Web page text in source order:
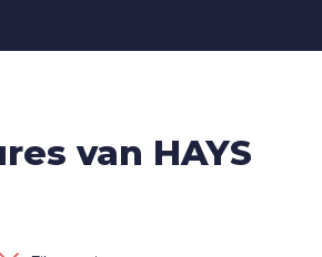
van HAYS